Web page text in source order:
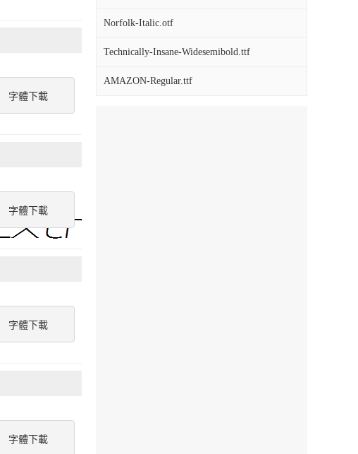
Norfolk-Italic.otf
Technically-Insane-Widesemibold.ttf
AMAZON-Regular.ttf
字體下載
字體下載
字體下載
字體下載